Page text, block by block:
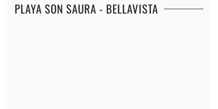
PLAYA SON SAURA - BELLAVISTA